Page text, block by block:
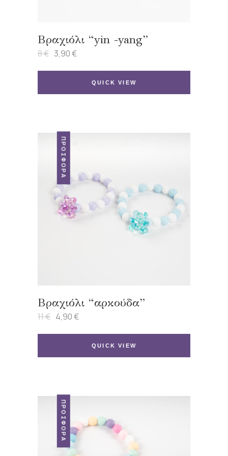
Βραχιόλι “yin -yang”
8€ Original
was:
3,90€
Η
τιμή
QUICK VIEW
ΠΡΟΣΦΟΡΆ
Βραχιόλι “αρκούδα”
11€ Original
was:
4,90€
Η
τιμή
QUICK VIEW
ΠΡΟΣΦΟΡΆ